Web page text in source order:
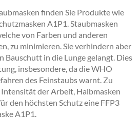
finden Sie Produkte wie
A1P1. Staubmasken
von Farben und anderen
zu minimieren. Sie verhindern aber
Bauschutt in die Lunge gelangt. Dies
insbesondere, da die WHO
des Feinstaubs warnt. Zu
der Arbeit, Halbmasken
den höchsten Schutz eine FFP3
A1P1.